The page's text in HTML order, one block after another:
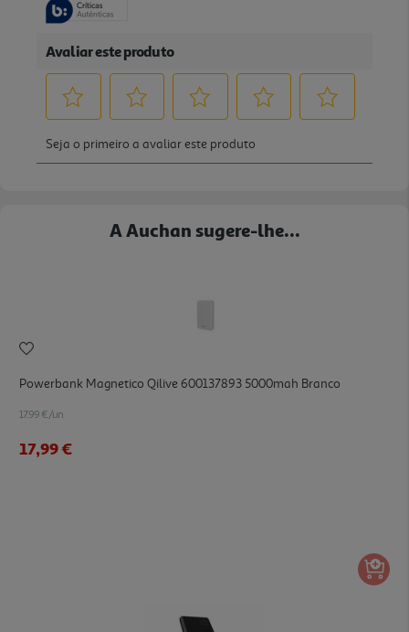
A Auchan sugere-lhe...
Powerbank Magnetico Qilive 600137893 5000mah Branco
17.99 €/un
17,99 €